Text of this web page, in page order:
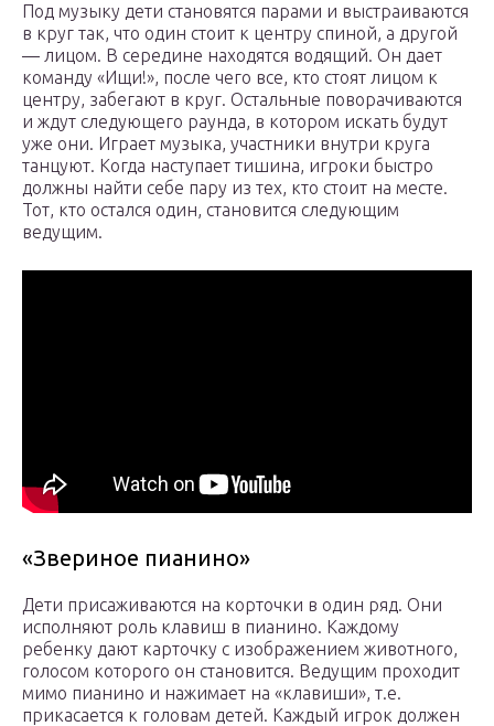
Под музыку дети становятся парами и выстраиваются
в круг так, что один стоит к центру спиной, а другой
— лицом. В середине находятся водящий. Он дает
команду «Ищи!», после чего все, кто стоят лицом к
центру, забегают в круг. Остальные поворачиваются
и ждут следующего раунда, в котором искать будут
уже они. Играет музыка, участники внутри круга
танцуют. Когда наступает тишина, игроки быстро
должны найти себе пару из тех, кто стоит на месте.
Тот, кто остался один, становится следующим
ведущим.
«Звериное пианино»
Дети присаживаются на корточки в один ряд. Они
исполняют роль клавиш в пианино. Каждому
ребенку дают карточку с изображением животного,
голосом которого он становится. Ведущим проходит
мимо пианино и нажимает на «клавиши», т.е.
прикасается к головам детей. Каждый игрок должен